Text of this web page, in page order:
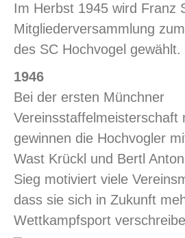
Im Herbst 1945 wird Franz
Mitgliederversammlung
des SC Hochvogel gewählt.
1946
Bei der ersten Münchner
Vereinsstaffelmeisterschaft
gewinnen die Hochvogler
Wast Krückl und Bertl
Sieg motiviert viele
dass sie sich in Zukunft
Wettkampfsport